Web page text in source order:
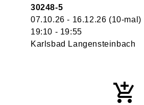
30248-5
07.10.26 - 16.12.26 (10-mal)
19:10 - 19:55
Karlsbad Langensteinbach